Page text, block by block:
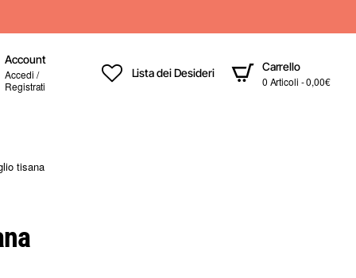
Account
Accedi /
Registrati
Lista dei Desideri
Carrello
0 Articoli - 0,00€
tisana